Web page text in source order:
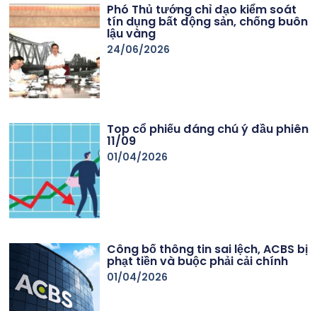
Phó Thủ tướng chỉ đạo kiểm soát
tín dụng bất động sản, chống buôn
lậu vàng
24/06/2026
Top cổ phiếu đáng chú ý đầu phiên
11/09
01/04/2026
Công bố thông tin sai lệch, ACBS bị
phạt tiền và buộc phải cải chính
01/04/2026